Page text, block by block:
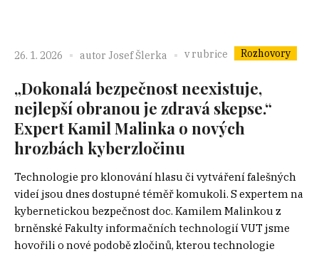
26. 1. 2026 autor Josef Šlerka v rubrice Rozhovory
„Dokonalá bezpečnost neexistuje,
nejlepší obranou je zdravá skepse.“
Expert Kamil Malinka o nových
hrozbách kyberzločinu
Technologie pro klonování hlasu či vytváření falešných
videí jsou dnes dostupné téměř komukoli. S expertem na
kybernetickou bezpečnost doc. Kamilem Malinkou z
brněnské Fakulty informačních technologií VUT jsme
hovořili o nové podobě zločinů, kterou technologie